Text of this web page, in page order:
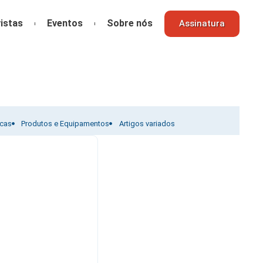
Eventos Sobre nós Assinatura
Produtos e Equipamentos Artigos variados